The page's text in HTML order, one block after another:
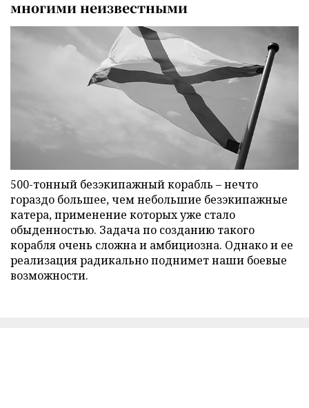
многими неизвестными
500-тонный безэкипажный корабль – нечто
гораздо большее, чем небольшие безэкипажные
катера, применение которых уже стало
обыденностью. Задача по созданию такого
корабля очень сложна и амбициозна. Однако и ее
реализация радикально поднимет наши боевые
возможности.